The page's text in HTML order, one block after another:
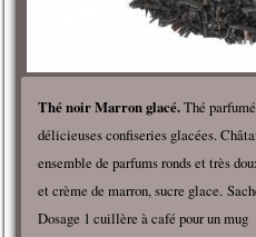
Thé noir Marron glacé.Thé
délicieuses confiseries glacées.
ensemble de parfums ronds et très
et crème de marron, sucre glace.
Dosage 1 cuillère à café pour un mug